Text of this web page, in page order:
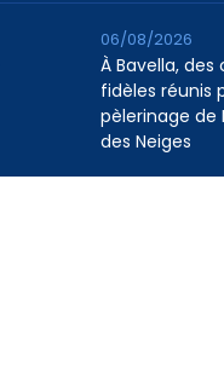
À Bavella,
fidèles réunis
pèlerinage
des Neiges
06/08/2026